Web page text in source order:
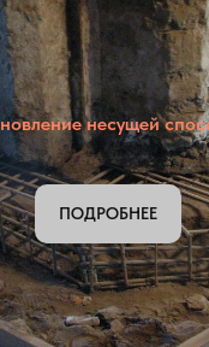
несущей
ПОДРОБНЕЕ